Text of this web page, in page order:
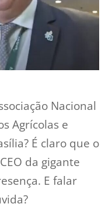
Nacional
Agrícolas e
É claro que o
da gigante
E falar